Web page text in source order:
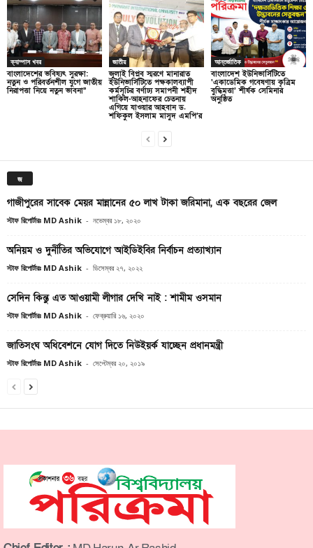
ক্যাম্পাস খবর
বাংলাদেশের ভবিষ্যৎ সুরক্ষা:
নতুন ও পরিবর্তনশীল যুগে জাতীয়
নিরাপত্তা নিয়ে নতুন ভাবনা”
জাতীয়
জুলাই বিপ্লব স্মরণে মানারাত
ইউনিভার্সিটিতে পক্ষকালব্যাপী
কর্মসূচির বর্ণাঢ্য সমাপনী শহীদ
শাকিল-আহনাফের চেতনায়
এগিয়ে যাওয়ার আহবান ড.
শফিকুল ইসলাম মাসুদ এমপি’র
আন্তর্জাতিক
বাংলাদেশ ইউনিভার্সিটিতে
‘একাডেমিক গবেষণায় কৃত্রিম
বুদ্ধিমত্তা’ শীর্ষক সেমিনার
অনুষ্ঠিত
জ
গাজীপুরের সাবেক মেয়র মান্নানের ৫০ লাখ টাকা জরিমানা, এক বছরের জেল
স্টাফ রিপোর্টারঃ MD Ashik - নভেম্বর ১৮, ২০২০
অনিয়ম ও দুর্নীতির অভিযোগে আইডিইবির নির্বাচন প্রত্যাখ্যান
স্টাফ রিপোর্টারঃ MD Ashik - ডিসেম্বর ২৭, ২০২২
সেদিন কিন্তু এত আওয়ামী লীগার দেখি নাই : শামীম ওসমান
স্টাফ রিপোর্টারঃ MD Ashik - ফেব্রুয়ারি ১৬, ২০২০
জাতিসংঘ অধিবেশনে যোগ দিতে নিউইয়র্ক যাচ্ছেন প্রধানমন্ত্রী
স্টাফ রিপোর্টারঃ MD Ashik - সেপ্টেম্বর ২০, ২০১৯